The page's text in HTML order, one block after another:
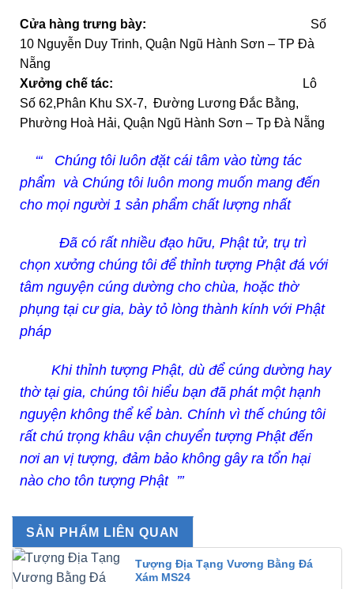
Cửa hàng trưng bày:
Số
10 Nguyễn Duy Trinh, Quận Ngũ Hành Sơn – TP Đà
Nẵng
Xưởng chế tác:
Lô
Số 62,Phân Khu SX-7, Đường Lương Đắc Bằng,
Phường Hoà Hải, Quận Ngũ Hành Sơn – Tp Đà Nẵng
‘‘‘ Chúng tôi luôn đặt cái tâm vào từng tác
phẩm và Chúng tôi luôn mong muốn mang đến
cho mọi người 1 sản phẩm chất lượng nhất
Đã có rất nhiều đạo hữu, Phật tử, trụ trì
chọn xưởng chúng tôi để thỉnh tượng Phật đá với
tâm nguyện cúng dường cho chùa, hoặc thờ
phụng tại cư gia, bày tỏ lòng thành kính với Phật
pháp
Khi thỉnh tượng Phật, dù để cúng dường hay
thờ tại gia, chúng tôi hiểu bạn đã phát một hạnh
nguyện không thể kể bàn. Chính vì thế chúng tôi
rất chú trọng khâu vận chuyển tượng Phật đến
nơi an vị tượng, đảm bảo không gây ra tổn hại
nào cho tôn tượng Phật ’’’
SẢN PHẨM LIÊN QUAN
Tượng Địa Tạng Vương Bằng Đá
Xám MS24